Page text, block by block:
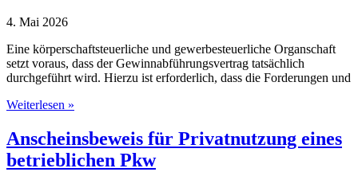
4. Mai 2026
Eine körperschaftsteuerliche und gewerbesteuerliche Organschaft
setzt voraus, dass der Gewinnabführungsvertrag tatsächlich
durchgeführt wird. Hierzu ist erforderlich, dass die Forderungen und
Tatsächliche
eines
Gewinnabführungsvertrags
bei
Weiterlesen »
Anscheinsbeweis für Privatnutzung eines
betrieblichen Pkw